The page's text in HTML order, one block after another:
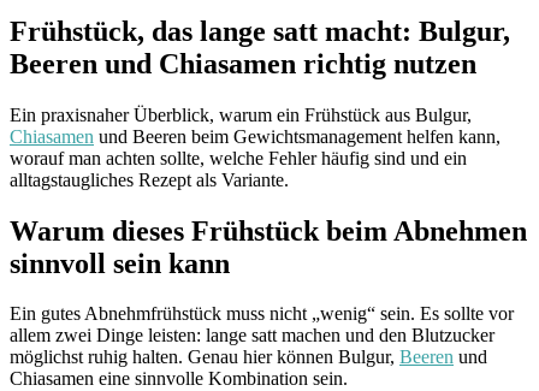
Frühstück, das lange satt macht: Bulgur,
Beeren und Chiasamen richtig nutzen
Ein praxisnaher Überblick, warum ein Frühstück aus Bulgur,
Chiasamen und Beeren beim Gewichtsmanagement helfen kann,
worauf man achten sollte, welche Fehler häufig sind und ein
alltagstaugliches Rezept als Variante.
Warum dieses Frühstück beim Abnehmen
sinnvoll sein kann
Ein gutes Abnehmfrühstück muss nicht „wenig“ sein. Es sollte vor
allem zwei Dinge leisten: lange satt machen und den Blutzucker
möglichst ruhig halten. Genau hier können Bulgur, Beeren und
Chiasamen eine sinnvolle Kombination sein.